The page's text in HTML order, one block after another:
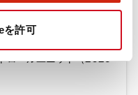
を許可
ールユニット（2025